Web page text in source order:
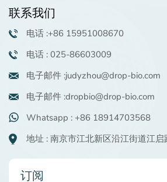
DropBotatur® TRM 萃取自菊科植物蒲
根），含有蒲公英甾醇、胆碱、菊粉、
分。添加到洗面奶、按摩霜和洗发水
和抗炎功效。添加到牙膏中，有助于
和口腔溃疡，并有助于稳固牙齿。综上
产品 植物提取物具有广泛的益处。无
品还是保健品，它们都能改善皮肤健康
植物提取物产品的应用领域必将进一步拓展。 如
们的产品感兴趣并想了解更多详细信
联系我们
电话 :+86 15951008670
电话 : 025-86603009
电子邮件 :judyzhou@drop-bio.com
电子邮件 :dropbio@drop-bio.com
Whatsapp : +86 18914703568
地址 : 南京市江北新区沿江街道江
订阅